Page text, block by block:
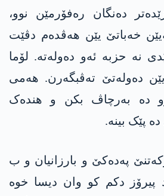
دەنگان رەفۆرمێن نوو،
خەباتێ یێن ھەڤدەم دڤێت
نە حزبە ئەو دەولەتە. لۆما
دەولەتێ تەڤبگەرن. ھەمی
دە بەرچاڤ بکن و ھندەک
پێک بینە.
پەدەکێ و بارزانیان و ب
دکم کو وان دیسا خوە